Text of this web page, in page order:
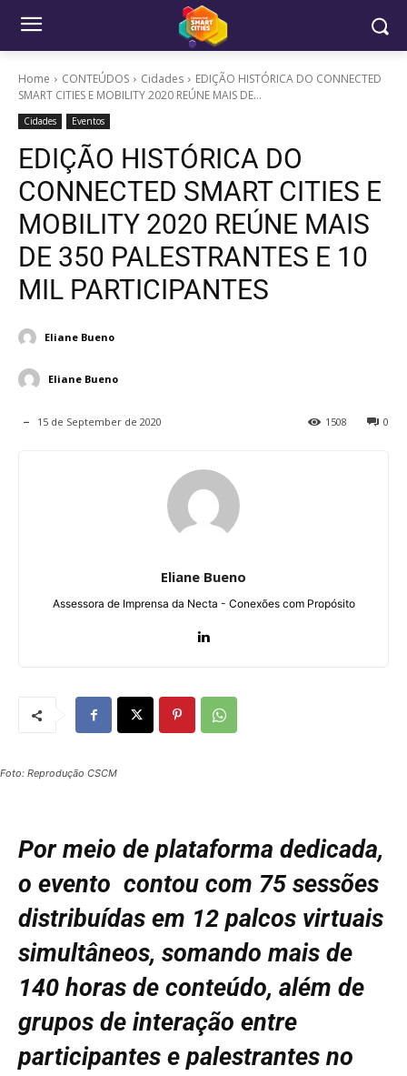
Home CONTEÚDOS Cidades
EDIÇÃO HISTÓRICA DO CONNECTED
SMART CITIES E MOBILITY 2020 REÚNE MAIS DE...
Cidades Eventos
EDIÇÃO HISTÓRICA DO
CONNECTED SMART CITIES E
MOBILITY 2020 REÚNE MAIS
DE 350 PALESTRANTES E 10
MIL PARTICIPANTES
Eliane Bueno
Eliane Bueno
15 de September de 2020 0
1508
Eliane Bueno
Assessora de Imprensa da Necta - Conexões com Propósito
Foto: Reprodução CSCM
Por meio de plataforma dedicada,
o evento contou com 75 sessões
distribuídas em 12 palcos virtuais
simultâneos, somando mais de
140 horas de conteúdo, além de
grupos de interação entre
participantes e palestrantes no